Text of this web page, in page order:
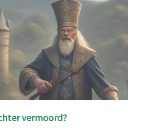
vermoord?